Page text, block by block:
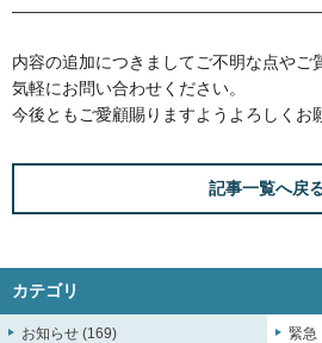
内容の追加につきましてご不明な点やご
気軽にお問い合わせください。
今後ともご愛顧賜りますようよろしくお
記事一覧へ戻
カテゴリ
お知らせ (169) 緊急